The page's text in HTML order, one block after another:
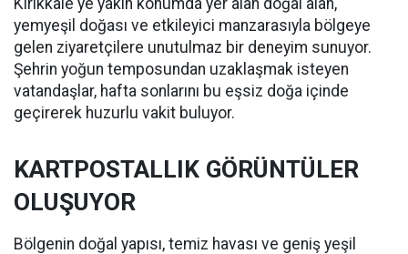
yemyeşil doğası ve etkileyici manzarasıyla bölgeye
gelen ziyaretçilere unutulmaz bir deneyim sunuyor.
Şehrin yoğun temposundan uzaklaşmak isteyen
vatandaşlar, hafta sonlarını bu eşsiz doğa içinde
geçirerek huzurlu vakit buluyor.
KARTPOSTALLIK GÖRÜNTÜLER
OLUŞUYOR
Bölgenin doğal yapısı, temiz havası ve geniş yeşil